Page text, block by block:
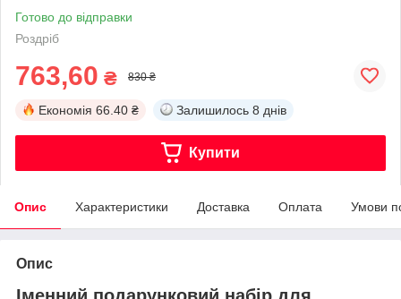
Готово до відправки
Роздріб
763,60 ₴ 830 ₴
Економія 66.40 ₴ Залишилось 8 днів
Купити
Опис Характеристики Доставка Оплата Умови
Опис